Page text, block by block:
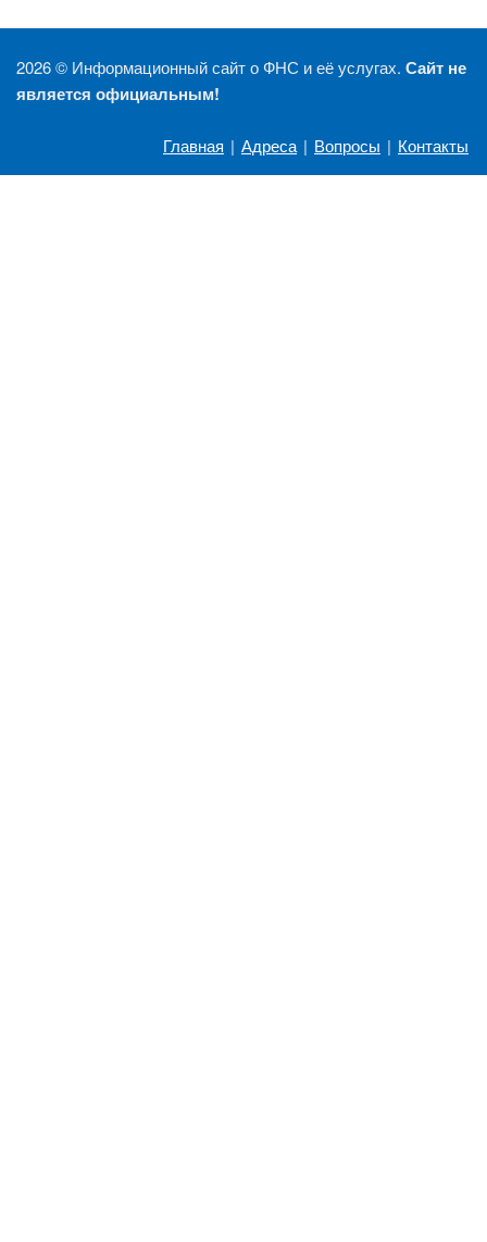
2026 © Информационный сайт о ФНС и её услугах. Сайт не
является официальным!
Главная | Адреса | Вопросы | Контакты